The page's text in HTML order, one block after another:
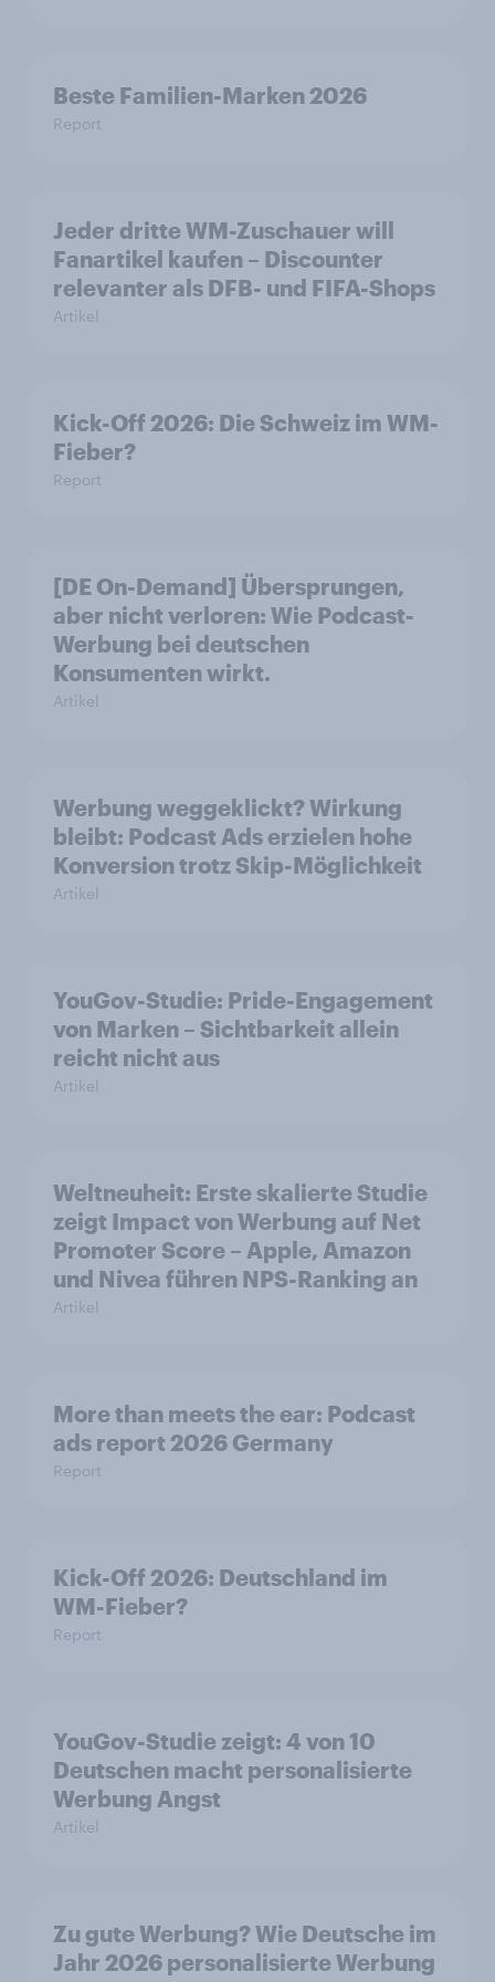
Beste Familien-Marken 2026
Report
Jeder dritte WM-Zuschauer will
Fanartikel kaufen – Discounter
relevanter als DFB- und FIFA-Shops
Artikel
Kick-Off 2026: Die Schweiz im WM-
Fieber?​
Report
[DE On-Demand] Übersprungen,
aber nicht verloren: Wie Podcast-
Werbung bei deutschen
Konsumenten wirkt.
Artikel
Werbung weggeklickt? Wirkung
bleibt: Podcast Ads erzielen hohe
Konversion trotz Skip-Möglichkeit
Artikel
YouGov-Studie: Pride-Engagement
von Marken – Sichtbarkeit allein
reicht nicht aus
Artikel
Weltneuheit: Erste skalierte Studie
zeigt Impact von Werbung auf Net
Promoter Score – Apple, Amazon
und Nivea führen NPS-Ranking an
Artikel
More than meets the ear: Podcast
ads report 2026 Germany
Report
Kick-Off 2026: Deutschland im
WM-Fieber?
Report
YouGov-Studie zeigt: 4 von 10
Deutschen macht personalisierte
Werbung Angst
Artikel
Zu gute Werbung? Wie Deutsche im
Jahr 2026 personalisierte Werbung